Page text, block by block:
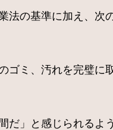
の基準に加え、次
ゴミ、汚れを完璧に
だ」と感じられるよ